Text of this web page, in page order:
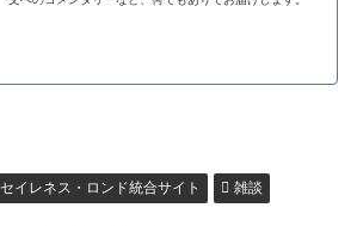
セイレネス・ロンド統合サイト 雑談